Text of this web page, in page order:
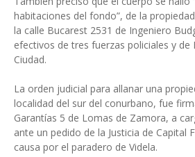
habitaciones del fondo”, de la
la calle Bucarest 2531 de Ingeniero
efectivos de tres fuerzas policiales y de
Ciudad.
La orden judicial para allanar una
localidad del sur del conurbano, fue
Garantías 5 de Lomas de Zamora, a
ante un pedido de la Justicia de Capital
causa por el paradero de Videla.